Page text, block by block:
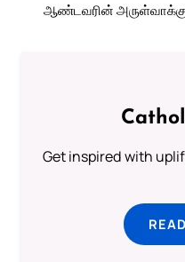
ஆண்டவரின்
Get inspired with